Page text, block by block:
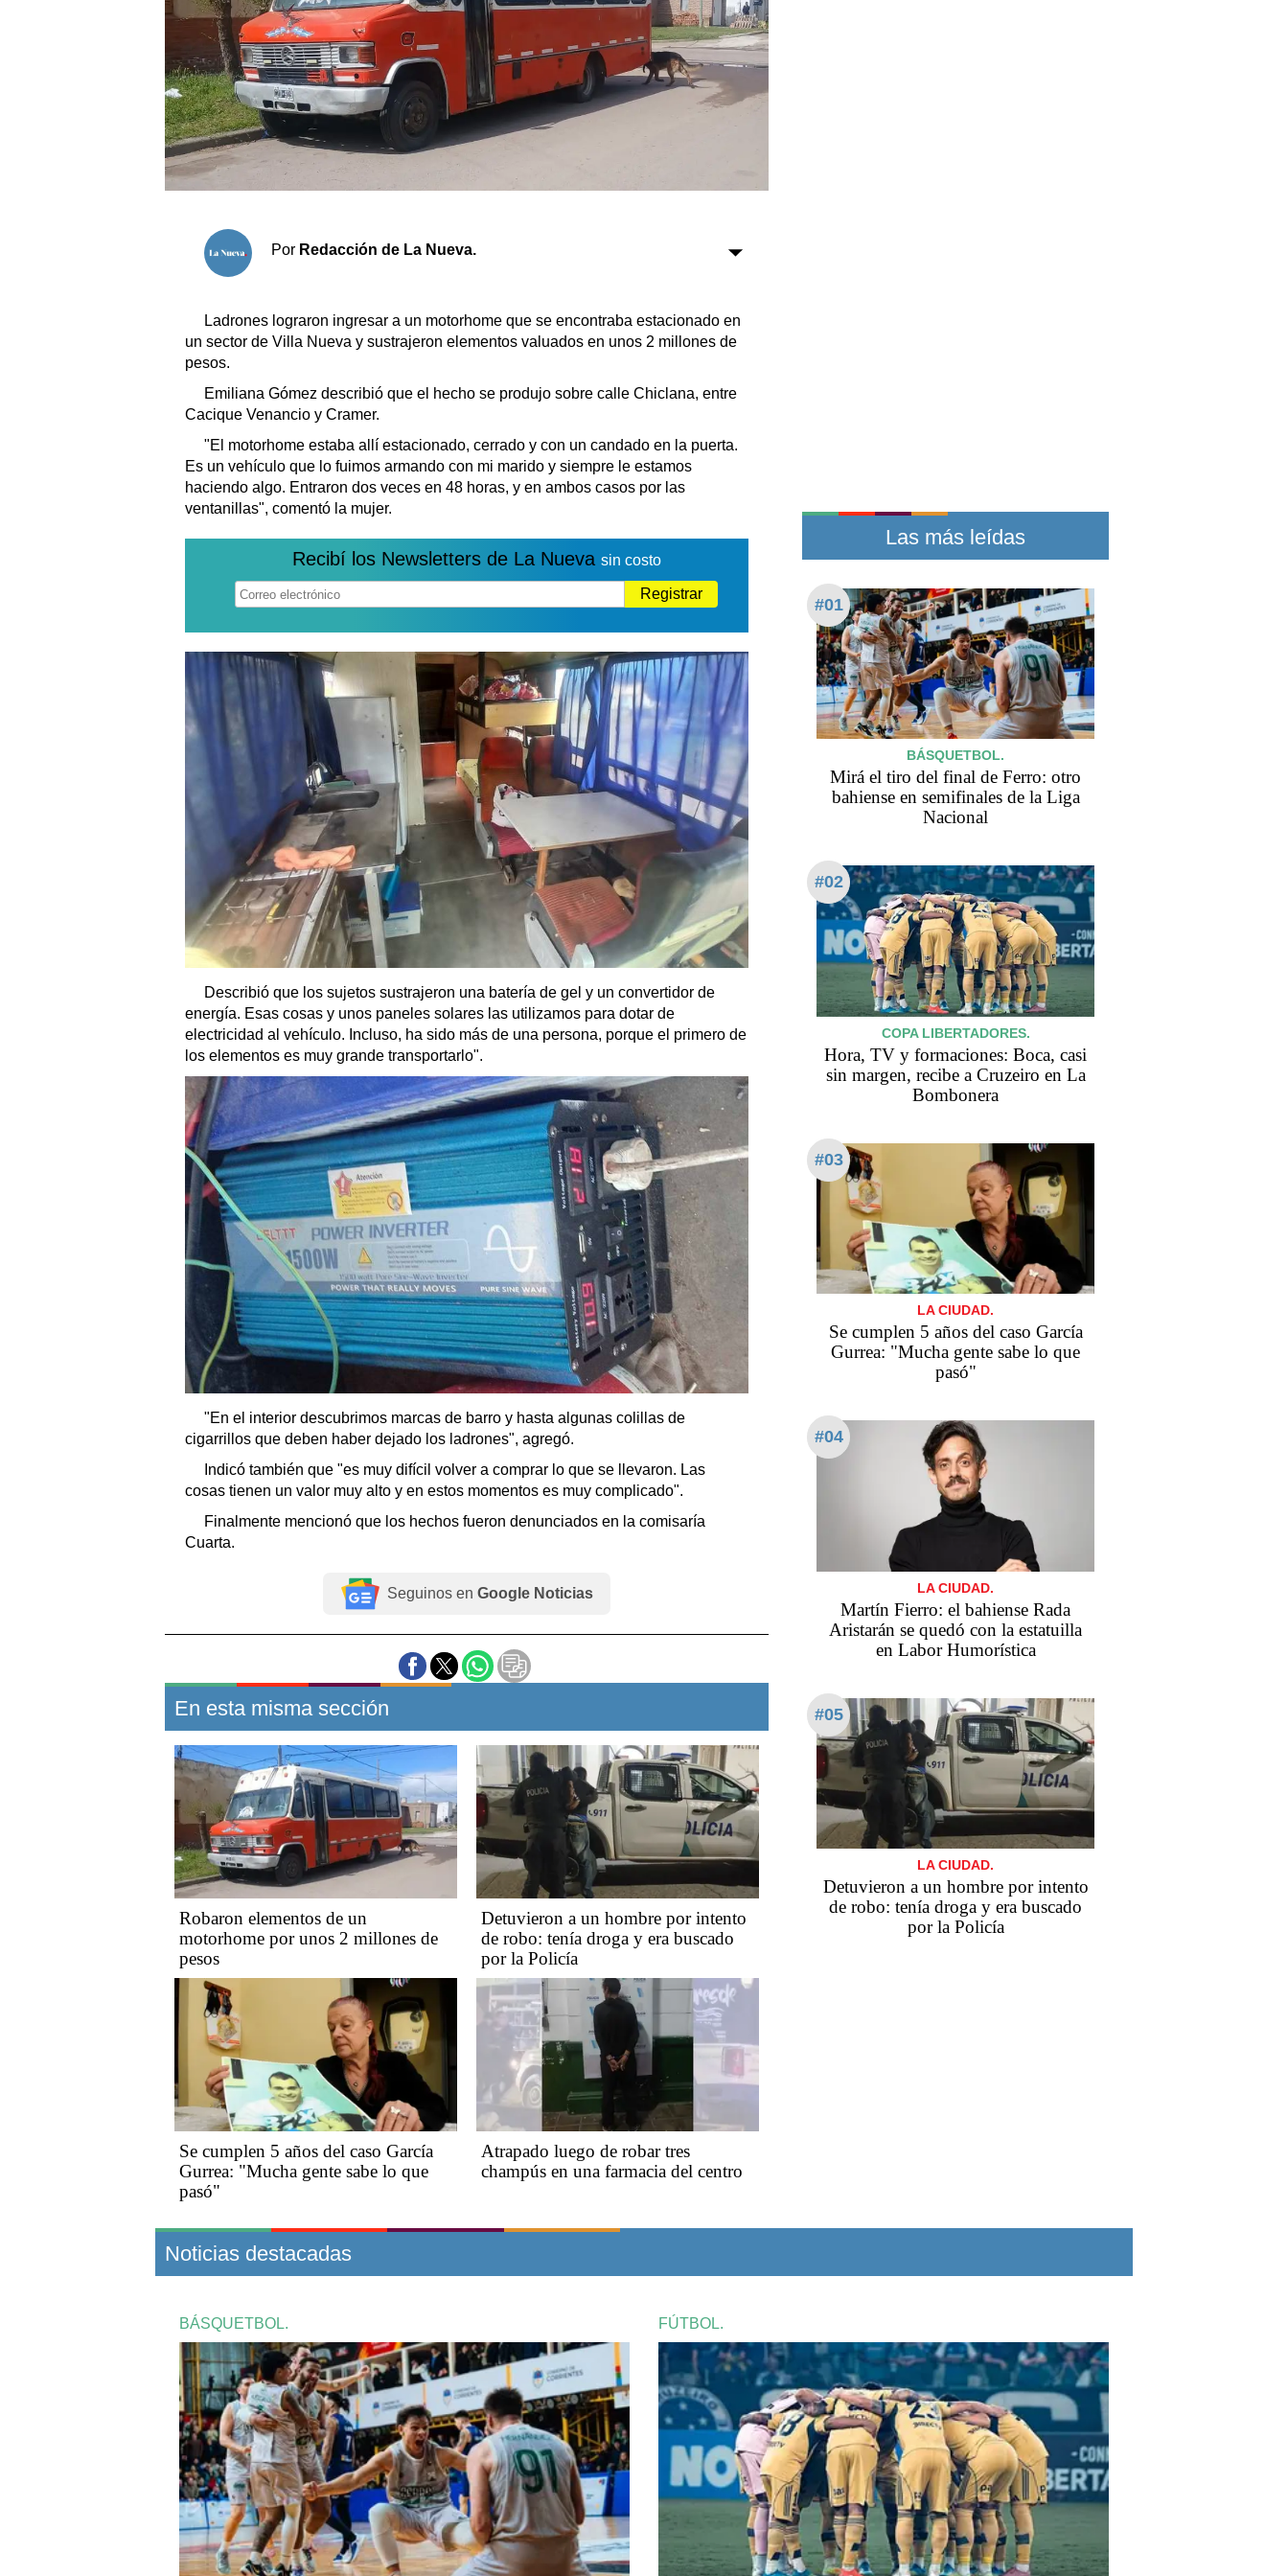
Sociedad y tiempo libre
Sociedad
Tecnología
Turismo
Salud
Es viral
El tiempo
Fúnebres
Horóscopo
Suplementos
Loterías
Fúnebres
Teléfonos de urgencia
Por Redacción de La Nueva.
Ladrones lograron ingresar a un motorhome que se encontraba estacionado en
un sector de Villa Nueva y sustrajeron elementos valuados en unos 2 millones de
pesos.
Emiliana Gómez describió que el hecho se produjo sobre calle Chiclana, entre
Cacique Venancio y Cramer.
"El motorhome estaba allí estacionado, cerrado y con un candado en la puerta.
Es un vehículo que lo fuimos armando con mi marido y siempre le estamos
haciendo algo. Entraron dos veces en 48 horas, y en ambos casos por las
ventanillas", comentó la mujer.
Recibí los Newsletters de La Nueva sin costo
Registrar
Describió que los sujetos sustrajeron una batería de gel y un convertidor de
energía. Esas cosas y unos paneles solares las utilizamos para dotar de
electricidad al vehículo. Incluso, ha sido más de una persona, porque el primero de
los elementos es muy grande transportarlo".
"En el interior descubrimos marcas de barro y hasta algunas colillas de
cigarrillos que deben haber dejado los ladrones", agregó.
Indicó también que "es muy difícil volver a comprar lo que se llevaron. Las
cosas tienen un valor muy alto y en estos momentos es muy complicado".
Finalmente mencionó que los hechos fueron denunciados en la comisaría
Cuarta.
Seguinos en Google Noticias
En esta misma sección
Robaron elementos de un
motorhome por unos 2 millones de
pesos
Detuvieron a un hombre por intento
de robo: tenía droga y era buscado
por la Policía
Se cumplen 5 años del caso García
Gurrea: "Mucha gente sabe lo que
pasó"
Atrapado luego de robar tres
champús en una farmacia del centro
Las más leídas
#01
BÁSQUETBOL.
Mirá el tiro del final de Ferro: otro
bahiense en semifinales de la Liga
Nacional
#02
COPA LIBERTADORES.
Hora, TV y formaciones: Boca, casi
sin margen, recibe a Cruzeiro en La
Bombonera
#03
LA CIUDAD.
Se cumplen 5 años del caso García
Gurrea: "Mucha gente sabe lo que
pasó"
#04
LA CIUDAD.
Martín Fierro: el bahiense Rada
Aristarán se quedó con la estatuilla
en Labor Humorística
#05
LA CIUDAD.
Detuvieron a un hombre por intento
de robo: tenía droga y era buscado
por la Policía
Noticias destacadas
BÁSQUETBOL. FÚTBOL.